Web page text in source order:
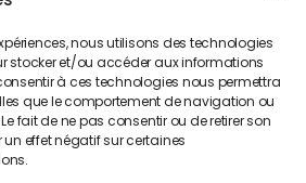
nous utilisons des technologies
stocker et/ou accéder aux informations
à ces technologies nous permettra
que le comportement de navigation ou
fait de ne pas consentir ou de retirer son
effet négatif sur certaines
SUR NOTRE SITE
Plan du site
FAIRE UN DON